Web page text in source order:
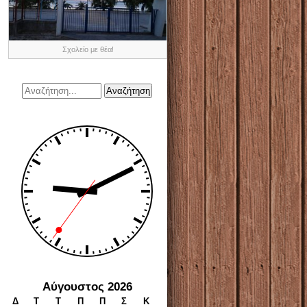
Σχολείο με θέα!
Αύγουστος 2026
Δ Τ Τ Π Π Σ
Κ